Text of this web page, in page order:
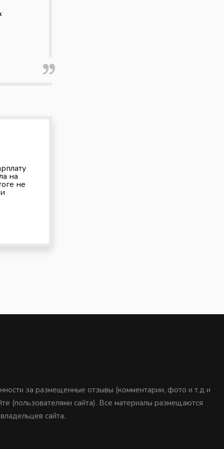
на
не
за размещенные отзывы (комментарии, фото и т.д и
(пользователями сайта). Все материалы размещаются
сайта.